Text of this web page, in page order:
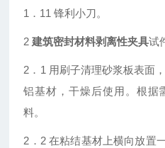
1．11 锋利小刀。
2建筑密封材料剥离性夹具试
2．1 用刷子清理砂浆板表面
铝基材，干燥后使用。根据
料。
2．2 在粘结基材上横向放置